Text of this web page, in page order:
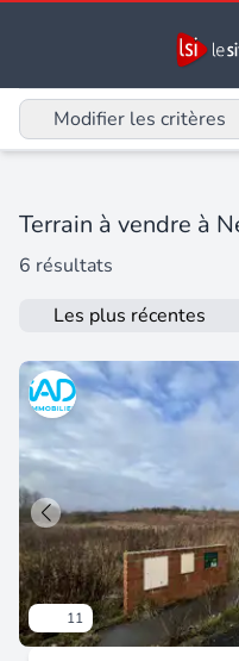
Modifier les critères
Terrain à vendre à
6 résultats
11